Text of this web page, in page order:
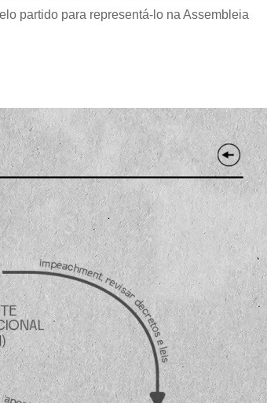
partido para representá-lo na Assembleia